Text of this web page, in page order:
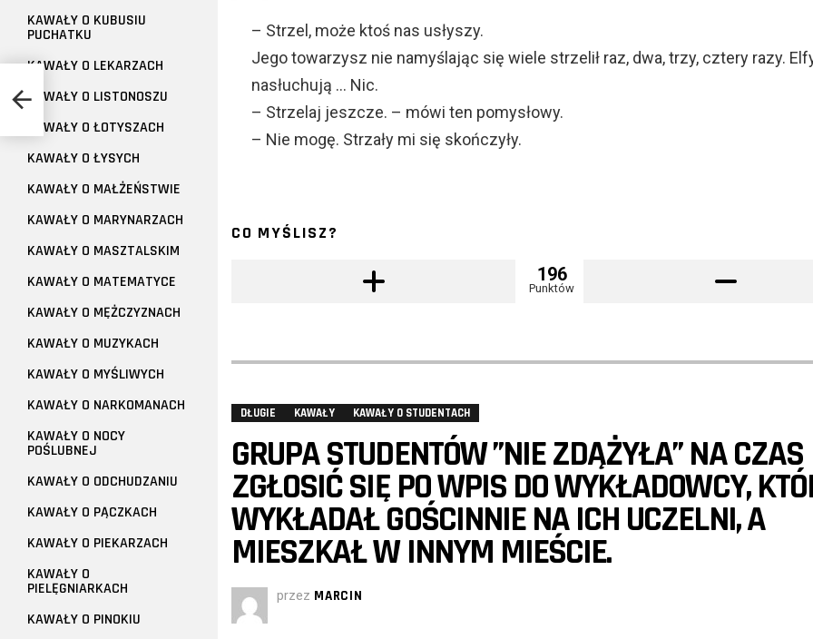
– Strzel, może ktoś nas usłyszy.
Jego towarzysz nie namyślając się wiele strzelił raz, dwa, trzy, cztery razy.
nasłuchują … Nic.
– Strzelaj jeszcze. – mówi ten pomysłowy.
– Nie mogę. Strzały mi się skończyły.
CO MYŚLISZ?
196
Punktów
DŁUGIE KAWAŁY KAWAŁY O STUDENTACH
GRUPA STUDENTÓW ”NIE ZDĄŻYŁA” NA CZAS
ZGŁOSIĆ SIĘ PO WPIS DO WYKŁADOWCY,
WYKŁADAŁ GOŚCINNIE NA ICH UCZELNI, A
MIESZKAŁ W INNYM MIEŚCIE.
przez MARCIN
KAWAŁY O KUBUSIU
PUCHATKU
KAWAŁY O LEKARZACH
KAWAŁY O LISTONOSZU
KAWAŁY O ŁOTYSZACH
KAWAŁY O ŁYSYCH
KAWAŁY O MAŁŻEŃSTWIE
KAWAŁY O MARYNARZACH
KAWAŁY O MASZTALSKIM
KAWAŁY O MATEMATYCE
KAWAŁY O MĘŻCZYZNACH
KAWAŁY O MUZYKACH
KAWAŁY O MYŚLIWYCH
KAWAŁY O NARKOMANACH
KAWAŁY O NOCY
POŚLUBNEJ
KAWAŁY O ODCHUDZANIU
KAWAŁY O PĄCZKACH
KAWAŁY O PIEKARZACH
KAWAŁY O
PIELĘGNIARKACH
KAWAŁY O PINOKIU